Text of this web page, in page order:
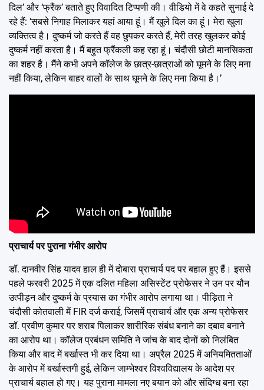
दिल’ और ‘फ्रैंक’ बताते हुए विवादित टिप्पणी की। वीडियो में वे कहते सुनाई दे
रहे हैं: ‘सबसे निगाह मिलाकर यहां आया हूं। मैं खुले दिल का हूं। मेरा खुला
व्यक्तित्व है।दुष्कर्म जो करते हैं वह छुपकर करते हैं, मेरी तरह खुलकर कोई
दुष्कर्म नहीं करता है। मैं बहुत फ्रैंकली कह रहा हूं। चंदौसी छोटी मानसिकता
का शहर है। मैंने कभी अपने कॉलेज के छात्र-छात्राओं को घूमने के लिए मना
नहीं किया, लेकिन बाहर वालों के साथ घूमने के लिए मना किया है।’
प्राचार्य पर पुराना गंभीर आरोप
डॉ. दानवीर सिंह यादव हाल ही में दोबारा प्राचार्य पद पर बहाल हुए हैं। इससे
पहले फरवरी 2025 में एक दलित महिला असिस्टेंट प्रोफेसर ने उन पर यौन
उत्पीड़न और दुष्कर्म के प्रयास का गंभीर आरोप लगाया था। पीड़िता ने
चंदौसी कोतवाली में FIR दर्ज कराई, जिसमें प्राचार्य और एक अन्य प्रोफेसर
डॉ. प्रवीण कुमार पर शराब पिलाकर शारीरिक संबंध बनाने का दबाव बनाने
का आरोप था। कॉलेज प्रबंधन समिति ने जांच के बाद दोनों को निलंबित
किया और बाद में बर्खास्त भी कर दिया था। अप्रैल 2025 में अनियमितताओं
के आरोप में बर्खास्तगी हुई, लेकिन जाम्भेश्वर विश्वविद्यालय के आदेश पर
प्राचार्य बहाल हो गए। यह पुराना मामला नए बयान को और संदिग्ध बना रहा